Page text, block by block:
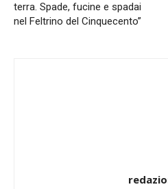
terra. Spade, fucine e spadai
nel Feltrino del Cinquecento”